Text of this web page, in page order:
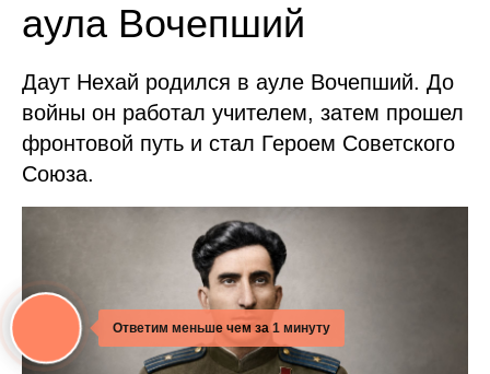
аула Вочепший
Даут Нехай родился в ауле Вочепший. До
войны он работал учителем, затем прошел
фронтовой путь и стал Героем Советского
Союза.
Ответим меньше чем за 1 минуту